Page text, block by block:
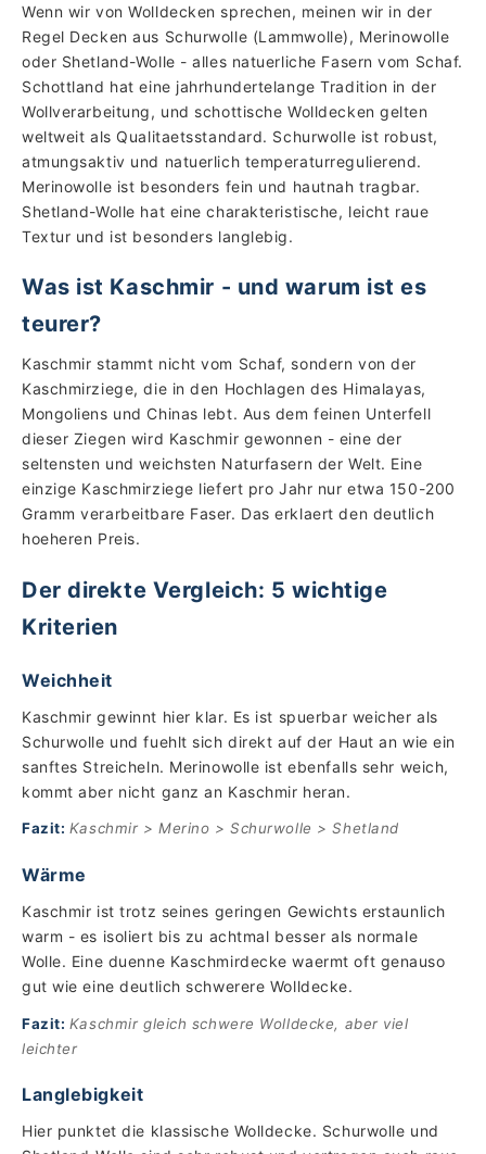
Wenn wir von Wolldecken sprechen, meinen wir in der
Regel Decken aus Schurwolle (Lammwolle), Merinowolle
oder Shetland-Wolle - alles natuerliche Fasern vom Schaf.
Schottland hat eine jahrhundertelange Tradition in der
Wollverarbeitung, und schottische Wolldecken gelten
weltweit als Qualitaetsstandard. Schurwolle ist robust,
atmungsaktiv und natuerlich temperaturregulierend.
Merinowolle ist besonders fein und hautnah tragbar.
Shetland-Wolle hat eine charakteristische, leicht raue
Textur und ist besonders langlebig.
Was ist Kaschmir - und warum ist es
teurer?
Kaschmir stammt nicht vom Schaf, sondern von der
Kaschmirziege, die in den Hochlagen des Himalayas,
Mongoliens und Chinas lebt. Aus dem feinen Unterfell
dieser Ziegen wird Kaschmir gewonnen - eine der
seltensten und weichsten Naturfasern der Welt. Eine
einzige Kaschmirziege liefert pro Jahr nur etwa 150-200
Gramm verarbeitbare Faser. Das erklaert den deutlich
hoeheren Preis.
Der direkte Vergleich: 5 wichtige
Kriterien
Weichheit
Kaschmir gewinnt hier klar. Es ist spuerbar weicher als
Schurwolle und fuehlt sich direkt auf der Haut an wie ein
sanftes Streicheln. Merinowolle ist ebenfalls sehr weich,
kommt aber nicht ganz an Kaschmir heran.
Fazit: Kaschmir > Merino > Schurwolle > Shetland
Wärme
Kaschmir ist trotz seines geringen Gewichts erstaunlich
warm - es isoliert bis zu achtmal besser als normale
Wolle. Eine duenne Kaschmirdecke waermt oft genauso
gut wie eine deutlich schwerere Wolldecke.
Fazit: Kaschmir gleich schwere Wolldecke, aber viel
leichter
Langlebigkeit
Hier punktet die klassische Wolldecke. Schurwolle und